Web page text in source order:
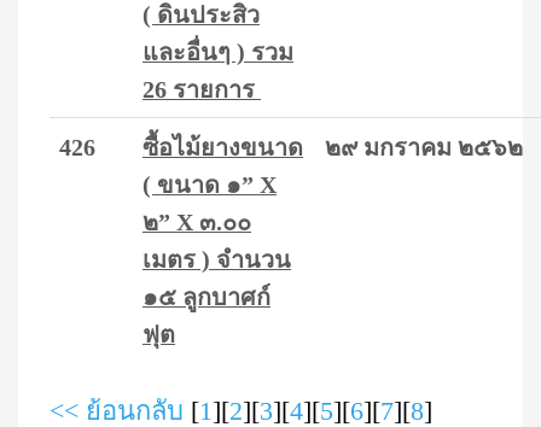
( ดินประสิว
และอื่นๆ ) รวม
26 รายการ
426
ซื้อไม้ยางขนาด
( ขนาด ๑” X
๒” X ๓.๐๐
เมตร ) จำนวน
๑๕ ลูกบาศก์
ฟุต
๒๙ มกราคม ๒๕๖๒
<< ย้อนกลับ [1][2][3][4][5][6][7][8]